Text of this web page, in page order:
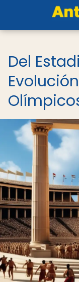
Del